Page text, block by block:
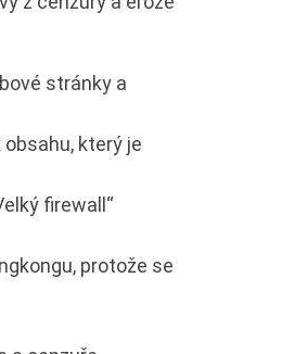
stránky a
který je
firewall“
protože se